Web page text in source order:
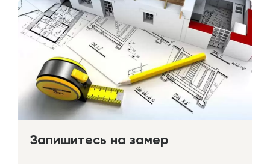
Запишитесь на замер